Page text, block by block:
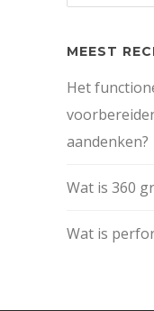
MEEST
Het
aandenken?
Wat is 360
Wat is